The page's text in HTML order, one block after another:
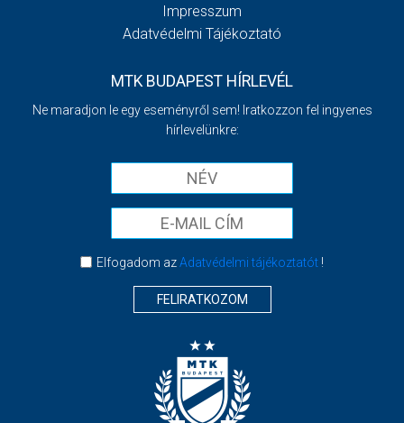
Impresszum
Adatvédelmi Tájékoztató
MTK BUDAPEST HÍRLEVÉL
Ne maradjon le egy eseményről sem! Iratkozzon fel ingyenes
hírlevelünkre:
Elfogadom azAdatvédelmi tájékoztatót!
FELIRATKOZOM